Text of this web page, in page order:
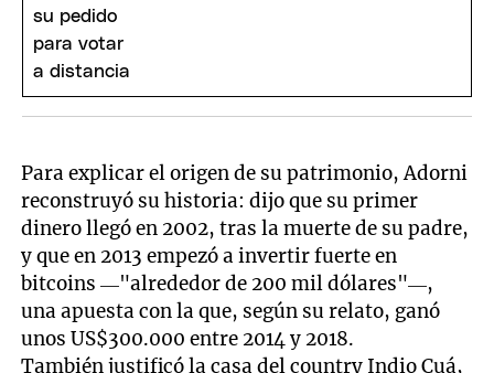
Para explicar el origen de su patrimonio, Adorni
reconstruyó su historia: dijo que su primer
dinero llegó en 2002, tras la muerte de su padre,
y que en 2013 empezó a invertir fuerte en
bitcoins —"alrededor de 200 mil dólares"—,
una apuesta con la que, según su relato, ganó
unos US$300.000 entre 2014 y 2018.
También justificó la casa del country Indio Cuá,